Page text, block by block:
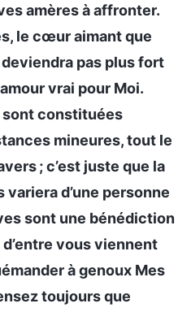
amères à affronter.
le cœur aimant que
pas plus fort
vrai pour Moi.
sont constituées
mineures, tout le
; c’est juste que la
d’une personne
sont une bénédiction
vous viennent
à genoux Mes
toujours que